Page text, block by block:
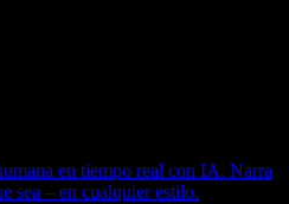
en tiempo real con IA. Narra
sea – en cualquier estilo.